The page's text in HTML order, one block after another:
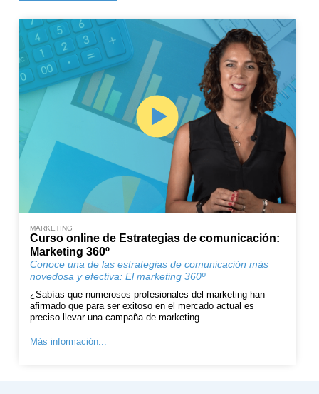
MARKETING
Curso online de Estrategias de comunicación:
Marketing 360º
Conoce una de las estrategias de comunicación más
novedosa y efectiva: El marketing 360º
¿Sabías que numerosos profesionales del marketing han
afirmado que para ser exitoso en el mercado actual es
preciso llevar una campaña de marketing...
Más información...